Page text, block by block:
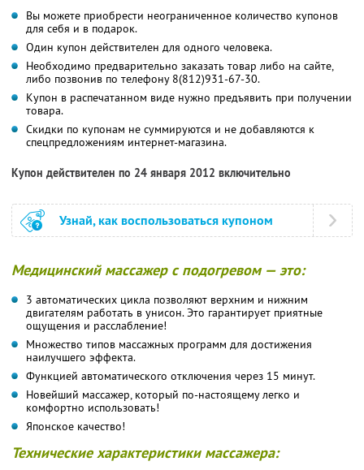
Вы можете приобрести неограниченное количество купонов
для себя и в подарок.
Один купон действителен для одного человека.
Необходимо предварительно заказать товар либо на сайте,
либо позвонив по телефону 8(812)931-67-30.
Купон в распечатанном виде нужно предъявить при получении
товара.
Скидки по купонам не суммируются и не добавляются к
спецпредложениям интернет-магазина.
Купон действителен по 24 января 2012 включительно
Узнай, как воспользоваться купоном
Медицинский массажер с подогревом — это:
3 автоматических цикла позволяют верхним и нижним
двигателям работать в унисон. Это гарантирует приятные
ощущения и расслабление!
Множество типов массажных программ для достижения
наилучшего эффекта.
Функцией автоматического отключения через 15 минут.
Новейший массажер, который по-настоящему легко и
комфортно использовать!
Японское качество!
Технические характеристики массажера: